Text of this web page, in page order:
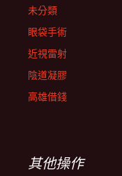
未分類
眼袋手術
近視雷射
陰道凝膠
高雄借錢
其他操作